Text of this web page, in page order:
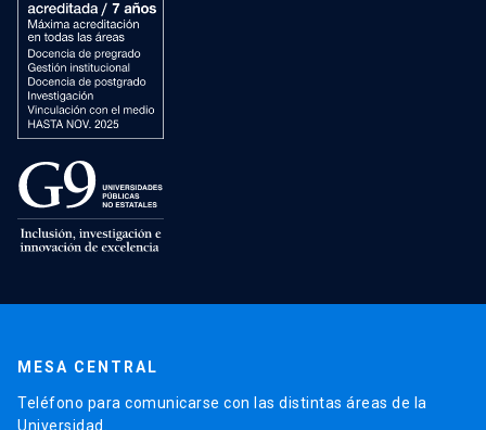
MESA CENTRAL
Teléfono para comunicarse con las distintas áreas de la
Universidad.